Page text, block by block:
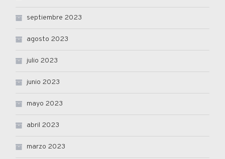
septiembre 2023
agosto 2023
julio 2023
junio 2023
mayo 2023
abril 2023
marzo 2023